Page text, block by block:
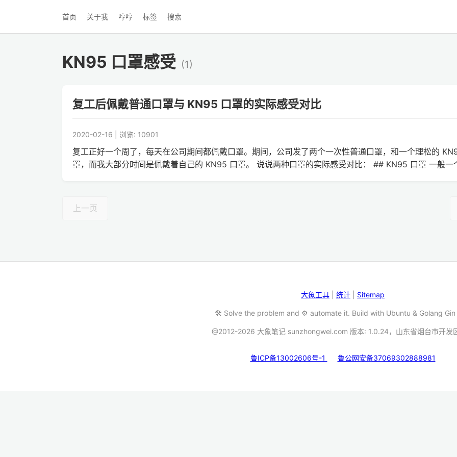
首页 关于我 哼哼 标签 搜索
KN95 口罩感受 (1)
复工后佩戴普通口罩与 KN95 口罩的实际感受对比
2020-02-16 | 浏览: 10901
复工正好一个周了，每天在公司期间都佩戴口罩。期间，公司发了两个一次性普通口罩，和一个理松的
罩，而我大部分时间是佩戴着自己的 KN95 口罩。 说说两种口罩的实际感受对比： ## KN95 口罩 一般一
上一页
大象工具 统计 Sitemap
🛠️ Solve the problem and ⚙️ automate it. Build with Ubuntu & Golang
@2012-2026 大象笔记 sunzhongwei.com 版本: 1.0.24，山东省烟台市开发
鲁ICP备13002606号-1 鲁公网安备37069302888981